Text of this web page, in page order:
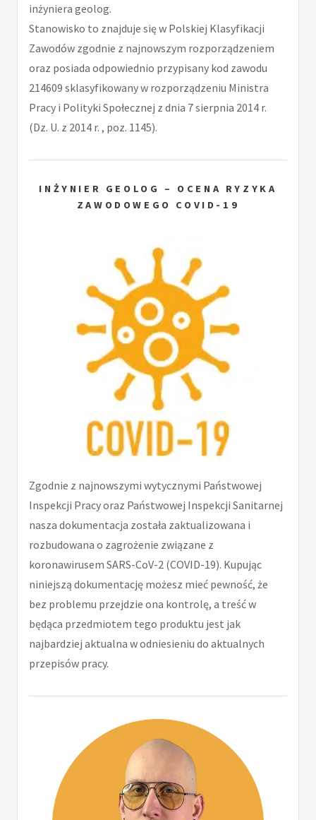
inżyniera geolog.
Stanowisko to znajduje się w Polskiej Klasyfikacji
Zawodów zgodnie z najnowszym rozporządzeniem
oraz posiada odpowiednio przypisany kod zawodu
214609 sklasyfikowany w rozporządzeniu Ministra
Pracy i Polityki Społecznej z dnia 7 sierpnia 2014 r.
(Dz. U. z 2014 r. , poz. 1145).
INŻYNIER GEOLOG – OCENA RYZYKA
ZAWODOWEGO COVID-19
Zgodnie z najnowszymi wytycznymi Państwowej
Inspekcji Pracy oraz Państwowej Inspekcji Sanitarnej
nasza dokumentacja została zaktualizowana i
rozbudowana o zagrożenie związane z
koronawirusem SARS-CoV-2 (COVID-19). Kupując
niniejszą dokumentację możesz mieć pewność, że
bez problemu przejdzie ona kontrolę, a treść w
będąca przedmiotem tego produktu jest jak
najbardziej aktualna w odniesieniu do aktualnych
przepisów pracy.